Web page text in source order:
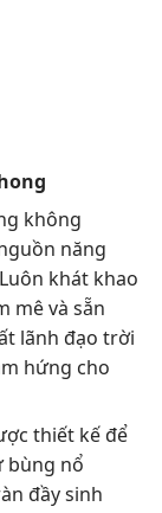
không
năng
khát khao
mê và sẵn
lãnh đạo trời
hứng cho
thiết kế để
bùng nổ
đầy sinh